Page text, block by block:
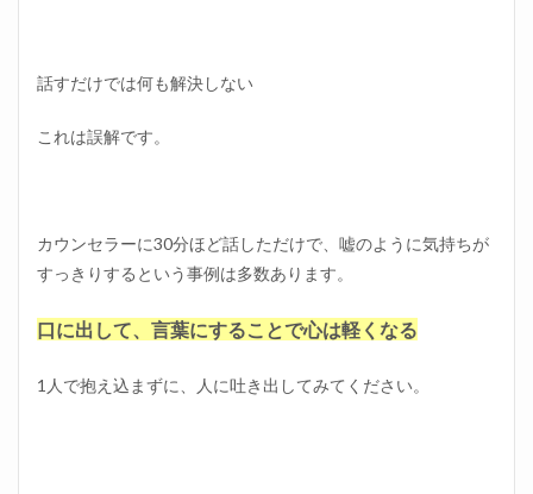
スト
幅に
3.3
にポ
イン
4
話すだけでは何も解決しない
これは誤解です。
カウンセラーに30分ほど話しただけで、嘘のように気持ちが
すっきりするという事例は多数あります。
口に出して、言葉にすることで心は軽くなる
1人で抱え込まずに、人に吐き出してみてください。